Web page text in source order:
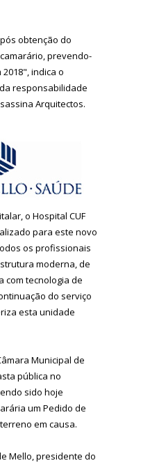
obtenção do
prevendo-
indica o
responsabilidade
Arquitectos.
o Hospital CUF
para este novo
os profissionais
moderna, de
com tecnologia de
do serviço
esta unidade
Municipal de
pública no
sido hoje
um Pedido de
em causa.
Mello, presidente do